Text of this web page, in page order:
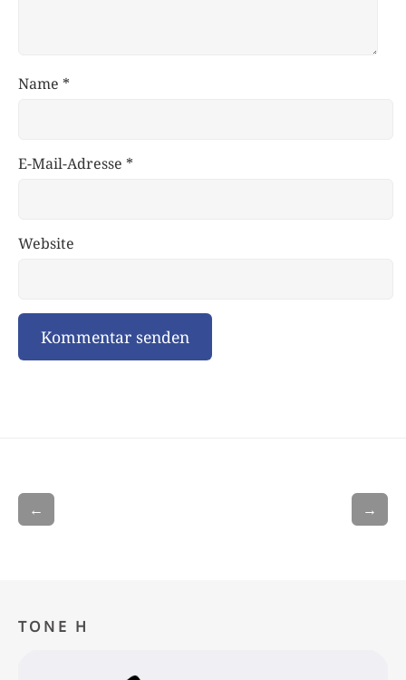
Name *
E-Mail-Adresse *
Website
← →
TONE H